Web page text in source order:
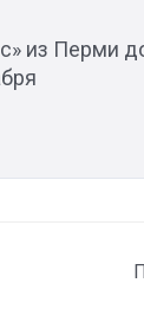
из Перми